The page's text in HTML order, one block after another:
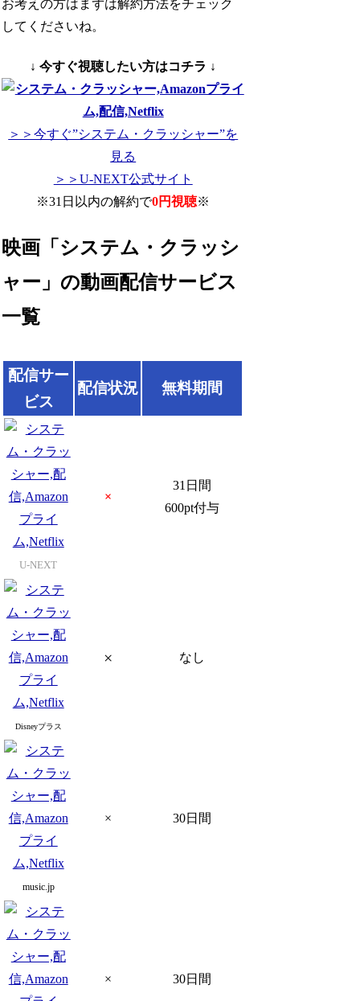
お考えの方はまずは解約方法をチェック
してくださいね。
↓ 今すぐ視聴したい方はコチラ ↓
＞＞今すぐ”システム・クラッシャー”を
見る
＞＞U-NEXT公式サイト
※31日以内の解約で0円視聴※
映画「システム・クラッシ
ャー」の動画配信サービス
一覧
配信サー
ビス
配信状況 無料期間
U-NEXT
×
31日間
600pt付与
Disneyプラス
× なし
music.jp
× 30日間
× 30日間